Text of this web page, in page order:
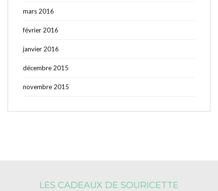
mars 2016
février 2016
janvier 2016
décembre 2015
novembre 2015
LES CADEAUX DE SOURICETTE